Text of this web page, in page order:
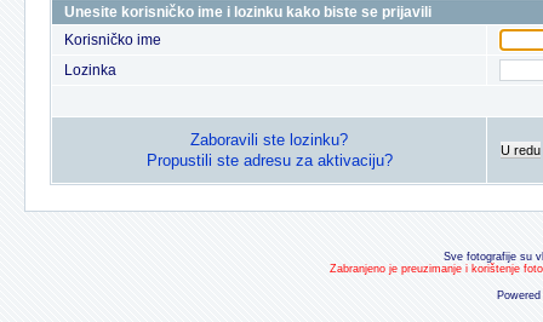
Unesite korisničko ime i lozinku kako biste se prijavili
Korisničko ime
Lozinka
Zaboravili ste lozinku?
Propustili ste adresu za aktivaciju?
U redu
Sve fotografije su
Zabranjeno je preuzimanje i korištenje